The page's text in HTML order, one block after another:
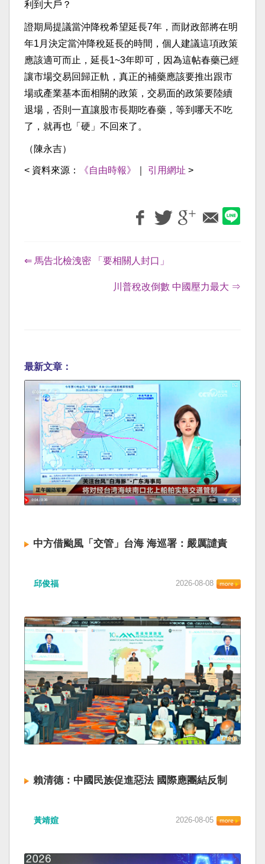
利到大戶？
證期局提議當沖降稅希望延長7年，而財政部將在明
年1月決定當沖降稅延長的時間，個人建議這項政策
應該適可而止，延長1~3年即可，因為這帖春藥已經
讓市場交易回歸正軌，真正的補藥應該要推出跟市
場或產業基本面相關的政策，交易面的政策要陸續
退場，否則一直讓股市長期吃春藥，等到哪天不吃
了，就再也「硬」不回來了。
（陳永吉）
< 資料來源： 《自由時報》 引用網址 >
⇐ 馬告北檢洩密 「要相關人封口」
川普稅改倒數 中國壓力最大 ⇒
最新文章：
中方借颱風「交管」台海 海巡署：嚴厲譴責
邱俊福 2026-08-08
賴清德：中國民族促進惡法 國際應團結反制
黃靖媗 2026-08-05